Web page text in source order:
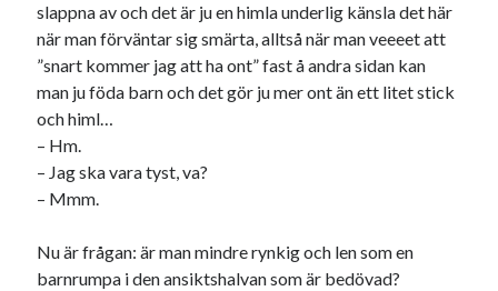
sommar språk språkpolis
Stockholm svenska tips tåg
USA
Dessa har något gemensamt
Onödiga citattecken
slappna av och det är ju en himla underlig känsla det här
när man förväntar sig smärta, alltså när man veeeet att
”snart kommer jag att ha ont” fast å andra sidan kan
man ju föda barn och det gör ju mer ont än ett litet stick
och himl…
– Hm.
– Jag ska vara tyst, va?
– Mmm.
Nu är frågan: är man mindre rynkig och len som en
barnrumpa i den ansiktshalvan som är bedövad?